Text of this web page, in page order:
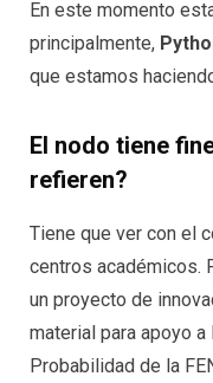
En este momento
principalmente,
que estamos
El nodo tiene
refieren?
Tiene que ver con el
centros académicos.
un proyecto de
material para apoyo
Probabilidad de la